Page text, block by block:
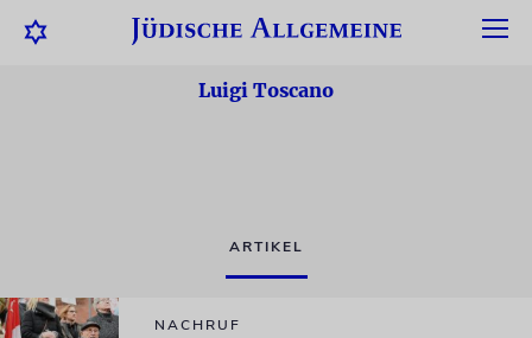
Luigi Toscano
ARTIKEL
NACHRUF